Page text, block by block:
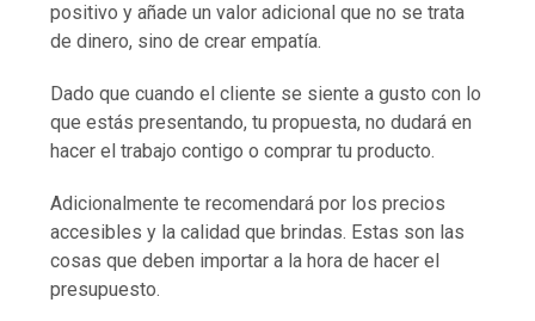
positivo y añade un valor adicional que no se trata
de dinero, sino de crear empatía.
Dado que cuando el cliente se siente a gusto con lo
que estás presentando, tu propuesta, no dudará en
hacer el trabajo contigo o comprar tu producto.
Adicionalmente te recomendará por los precios
accesibles y la calidad que brindas. Estas son las
cosas que deben importar a la hora de hacer el
presupuesto.